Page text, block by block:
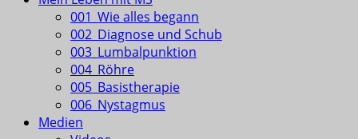
001_Wie alles begann
002_Diagnose und Schub
003_Lumbalpunktion
004_Röhre
005_Basistherapie
006_Nystagmus
Medien